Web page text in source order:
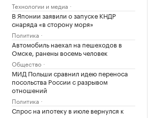
Технологии и медиа
В Японии заявили о запуске КНДР
снаряда «в сторону моря»
Политика
Автомобиль наехал на пешеходов в
Омске, ранены восемь человек
Общество
МИД Польши сравнил идею переноса
посольства России с разрывом
отношений
Политика
Спрос на ипотеку в июле вернулся к